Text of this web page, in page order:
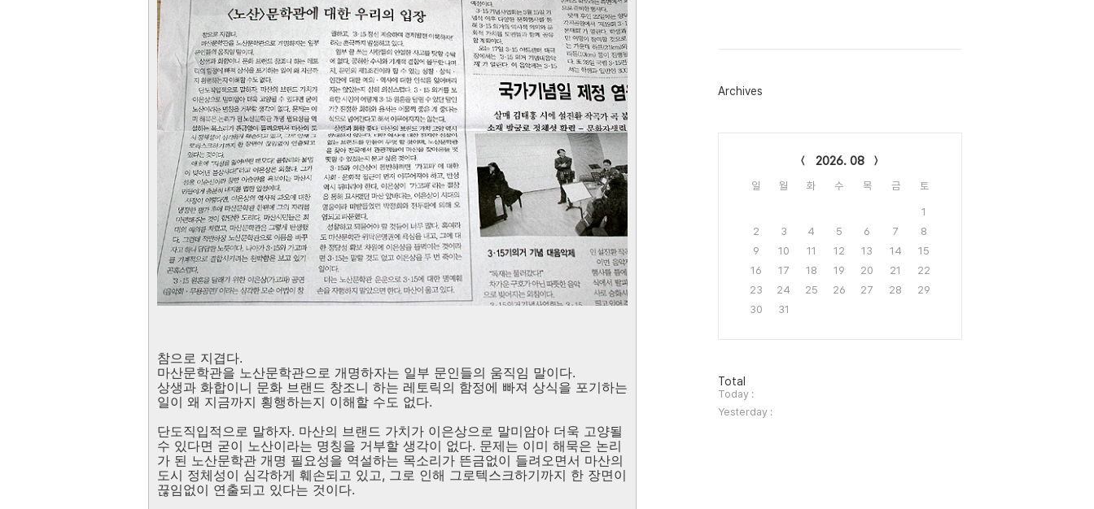
참으로 지겹다.
마산문학관을 노산문학관으로 개명하자는 일부 문인들의 움직임 말이다.
상생과 화합이니 문화 브랜드 창조니 하는 레토릭의 함정에 빠져 상식을 포기하는
일이 왜 지금까지 횡행하는지 이해할 수도 없다.
단도직입적으로 말하자. 마산의 브랜드 가치가 이은상으로 말미암아 더욱 고양될
수 있다면 굳이 노산이라는 명칭을 거부할 생각이 없다. 문제는 이미 해묵은 논리
가 된 노산문학관 개명 필요성을 역설하는 목소리가 뜬금없이 들려오면서 마산의
도시 정체성이 심각하게 훼손되고 있고, 그로 인해 그로텍스크하기까지 한 장면이
끊임없이 연출되고 있다는 것이다.
그
Archives
2026. 08
일 월 화 수 목 금 토
1
2
3 4 5 6 7
8
9
10 11 12 13 14
15
16
17 18 19 20 21
22
23
24 25 26 27 28
29
30
31
방
문
자
수
Total
Today :
Yesterday :